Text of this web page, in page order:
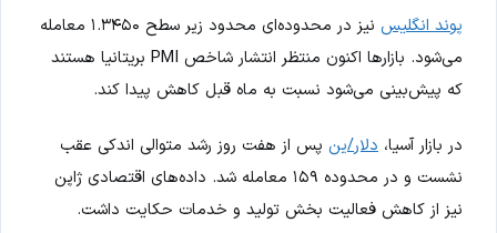
پوند انگلیس
نیز در محدوده‌ای محدود زیر سطح ۱.۳۴۵۰ معامله
می‌شود. بازارها اکنون منتظر انتشار شاخص PMI بریتانیا هستند
که پیش‌بینی می‌شود نسبت به ماه قبل کاهش پیدا کند.
در بازار آسیا، دلار/ین پس از هفت روز رشد متوالی اندکی عقب
نشست و در محدوده ۱۵۹ معامله شد. داده‌های اقتصادی ژاپن
نیز از کاهش فعالیت بخش تولید و خدمات حکایت داشت.